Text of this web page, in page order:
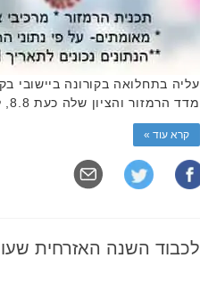
מדד הרמזור והציון שלה כעת 8.8, לעומת 5.7 ביום ראשון. גבעת שמואל ואור יהודה הכפילו את כמות …
קרא עוד »
לכבוד השנה האזרחית